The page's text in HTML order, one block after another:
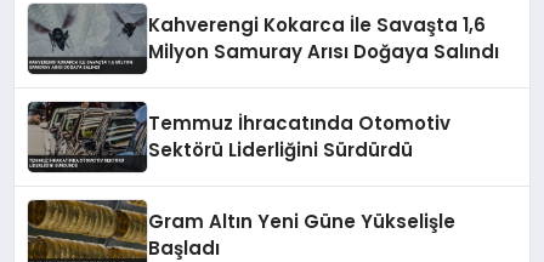
Kahverengi Kokarca İle Savaşta 1,6
Milyon Samuray Arısı Doğaya Salındı
Temmuz İhracatında Otomotiv
Sektörü Liderliğini Sürdürdü
Gram Altın Yeni Güne Yükselişle
Başladı